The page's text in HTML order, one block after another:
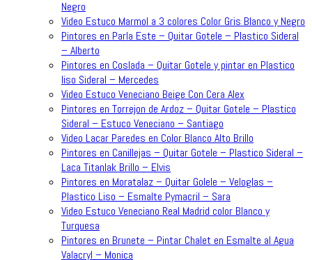
Negro
Video Estuco Marmol a 3 colores Color Gris Blanco y Negro
Pintores en Parla Este – Quitar Gotele – Plastico Sideral
– Alberto
Pintores en Coslada – Quitar Gotele y pintar en Plastico
liso Sideral – Mercedes
Video Estuco Veneciano Beige Con Cera Alex
Pintores en Torrejon de Ardoz – Quitar Gotele – Plastico
Sideral – Estuco Veneciano – Santiago
Video Lacar Paredes en Color Blanco Alto Brillo
Pintores en Canillejas – Quitar Gotele – Plastico Sideral –
Laca Titanlak Brillo – Elvis
Pintores en Moratalaz – Quitar Golele – Veloglas –
Plastico Liso – Esmalte Pymacril – Sara
Video Estuco Veneciano Real Madrid color Blanco y
Turquesa
Pintores en Brunete – Pintar Chalet en Esmalte al Agua
Valacryl – Monica